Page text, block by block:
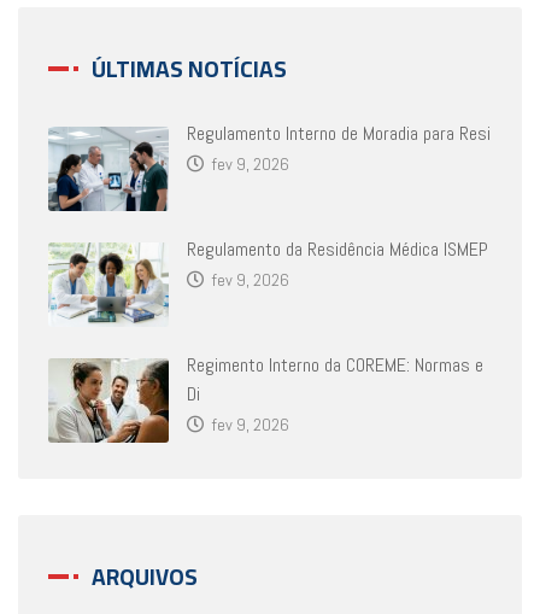
ÚLTIMAS NOTÍCIAS
Regulamento Interno de Moradia para Resi
fev 9, 2026
Regulamento da Residência Médica ISMEP
fev 9, 2026
Regimento Interno da COREME: Normas e
Di
fev 9, 2026
ARQUIVOS